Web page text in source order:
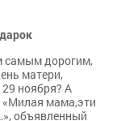
самым дорогим,
матери,
ноября? А
«Милая мама,эти
объявленный